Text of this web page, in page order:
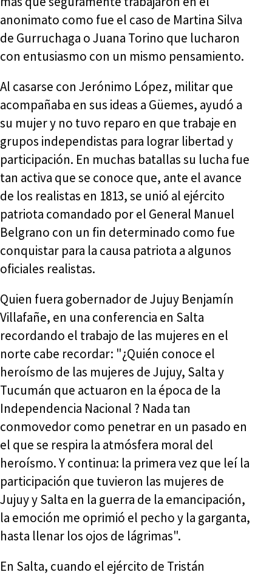
anonimato como fue el caso de Martina Silva
de Gurruchaga o Juana Torino que lucharon
con entusiasmo con un mismo pensamiento.
Al casarse con Jerónimo López, militar que
acompañaba en sus ideas a Güemes, ayudó a
su mujer y no tuvo reparo en que trabaje en
grupos independistas para lograr libertad y
participación. En muchas batallas su lucha fue
tan activa que se conoce que, ante el avance
de los realistas en 1813, se unió al ejército
patriota comandado por el General Manuel
Belgrano con un fin determinado como fue
conquistar para la causa patriota a algunos
oficiales realistas.
Quien fuera gobernador de Jujuy Benjamín
Villafañe, en una conferencia en Salta
recordando el trabajo de las mujeres en el
norte cabe recordar: "¿Quién conoce el
heroísmo de las mujeres de Jujuy, Salta y
Tucumán que actuaron en la época de la
Independencia Nacional ? Nada tan
conmovedor como penetrar en un pasado en
el que se respira la atmósfera moral del
heroísmo. Y continua: la primera vez que leí la
participación que tuvieron las mujeres de
Jujuy y Salta en la guerra de la emancipación,
la emoción me oprimió el pecho y la garganta,
hasta llenar los ojos de lágrimas".
En Salta, cuando el ejército de Tristán